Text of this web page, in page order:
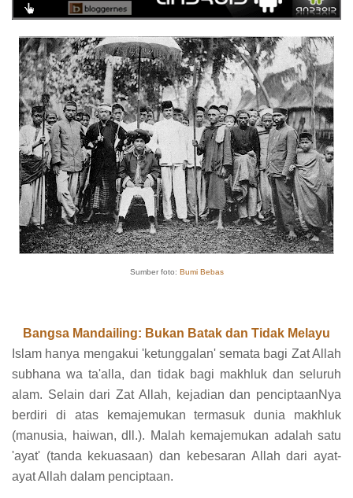
Sumber foto: Bumi Bebas
Bangsa Mandailing: Bukan Batak dan Tidak Melayu
Islam hanya mengakui 'ketunggalan' semata bagi Zat Allah
subhana wa ta'alla, dan tidak bagi makhluk dan seluruh
alam. Selain dari Zat Allah, kejadian dan penciptaanNya
berdiri di atas kemajemukan termasuk dunia makhluk
(manusia, haiwan, dll.). Malah kemajemukan adalah satu
'ayat' (tanda kekuasaan) dan kebesaran Allah dari ayat-
ayat Allah dalam penciptaan.